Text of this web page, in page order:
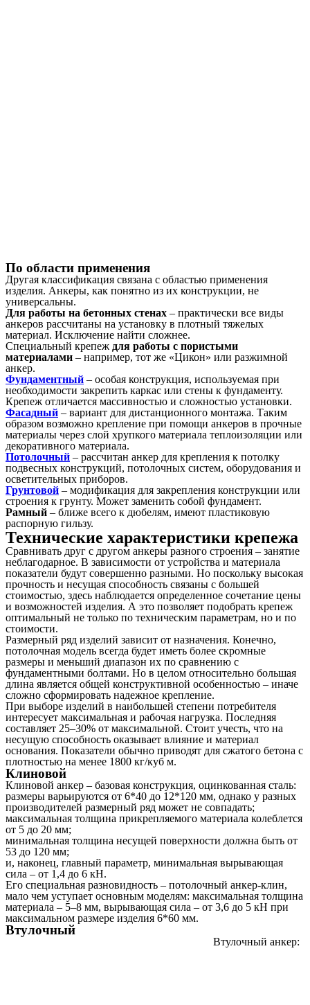
По области применения
Другая классификация связана с областью применения
изделия. Анкеры, как понятно из их конструкции, не
универсальны.
Для работы на бетонных стенах – практически все виды
анкеров рассчитаны на установку в плотный тяжелых
материал. Исключение найти сложнее.
Специальный крепеж для работы с пористыми
материалами – например, тот же «Цикон» или разжимной
анкер.
Фундаментный – особая конструкция, используемая при
необходимости закрепить каркас или стены к фундаменту.
Крепеж отличается массивностью и сложностью установки.
Фасадный – вариант для дистанционного монтажа. Таким
образом возможно крепление при помощи анкеров в прочные
материалы через слой хрупкого материала теплоизоляции или
декоративного материала.
Потолочный – рассчитан анкер для крепления к потолку
подвесных конструкций, потолочных систем, оборудования и
осветительных приборов.
Грунтовой – модификация для закрепления конструкции или
строения к грунту. Может заменить собой фундамент.
Рамный – ближе всего к дюбелям, имеют пластиковую
распорную гильзу.
Технические характеристики крепежа
Сравнивать друг с другом анкеры разного строения – занятие
неблагодарное. В зависимости от устройства и материала
показатели будут совершенно разными. Но поскольку высокая
прочность и несущая способность связаны с большей
стоимостью, здесь наблюдается определенное сочетание цены
и возможностей изделия. А это позволяет подобрать крепеж
оптимальный не только по техническим параметрам, но и по
стоимости.
Размерный ряд изделий зависит от назначения. Конечно,
потолочная модель всегда будет иметь более скромные
размеры и меньший диапазон их по сравнению с
фундаментными болтами. Но в целом относительно большая
длина является общей конструктивной особенностью – иначе
сложно сформировать надежное крепление.
При выборе изделий в наибольшей степени потребителя
интересует максимальная и рабочая нагрузка. Последняя
составляет 25–30% от максимальной. Стоит учесть, что на
несущую способность оказывает влияние и материал
основания. Показатели обычно приводят для сжатого бетона с
плотностью на менее 1800 кг/куб м.
Клиновой
Клиновой анкер – базовая конструкция, оцинкованная сталь:
размеры варьируются от 6*40 до 12*120 мм, однако у разных
производителей размерный ряд может не совпадать;
максимальная толщина прикрепляемого материала колеблется
от 5 до 20 мм;
минимальная толщина несущей поверхности должна быть от
53 до 120 мм;
и, наконец, главный параметр, минимальная вырывающая
сила – от 1,4 до 6 кН.
Его специальная разновидность – потолочный анкер-клин,
мало чем уступает основным моделям: максимальная толщина
материала – 5–8 мм, вырывающая сила – от 3,6 до 5 кН при
максимальном размере изделия 6*60 мм.
Втулочный
Втулочный анкер: